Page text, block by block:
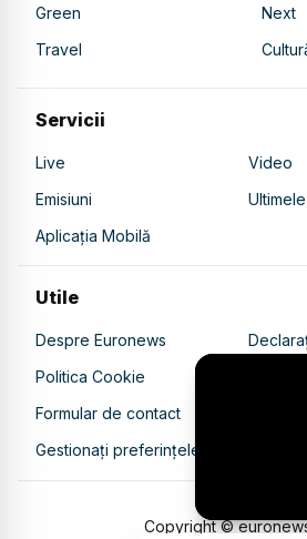
Green
Next
Travel
Servicii
Live
Video
Emisiuni
Aplicația Mobilă
Utile
Despre Euronews
Politica Cookie
Formular de contact
Gestionați preferințele
Copyright ©